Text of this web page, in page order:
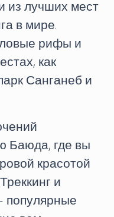
из лучших мест
в мире.
рифы и
как
Санганеб и
Баюда, где вы
красотой
и
популярные